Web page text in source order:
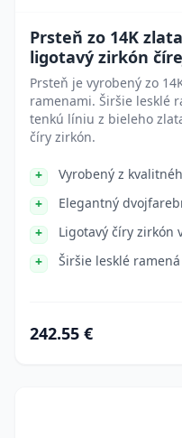
Prsteň zo 14K
ligotavý zirkón
Prsteň je vyrobený zo
ramenami. Širšie lesklé
tenkú líniu z bieleho
číry zirkón.
Vyrobený z
Elegantný
Ligotavý číry zirkón
Širšie lesklé
242.55 €